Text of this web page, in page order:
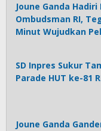
Joune Ganda
Ombudsman RI,
Minut Wujudkan
SD Inpres Sukur
Parade HUT ke-81
Joune Ganda